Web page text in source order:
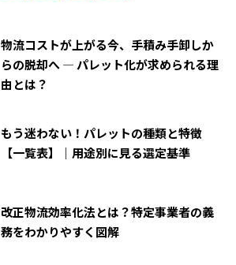
物流コストが上がる今、手積み手卸しか
らの脱却へ ― パレット化が求められる理
由とは？
もう迷わない！パレットの種類と特徴
【一覧表】｜用途別に見る選定基準
改正物流効率化法とは？特定事業者の義
務をわかりやすく図解